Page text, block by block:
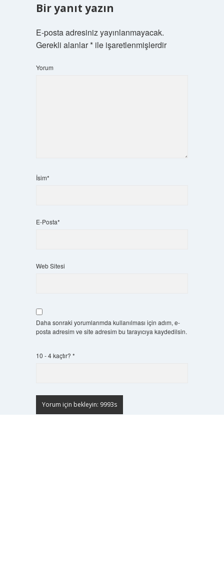
Bir yanıt yazın
E-posta adresiniz yayınlanmayacak.
Gerekli alanlar*ile işaretlenmişlerdir
Yorum
İsim*
E-Posta*
Web Sitesi
Daha sonraki yorumlarımda kullanılması için adım, e-
posta adresim ve site adresim bu tarayıcıya kaydedilsin.
10 - 4 kaçtır? *